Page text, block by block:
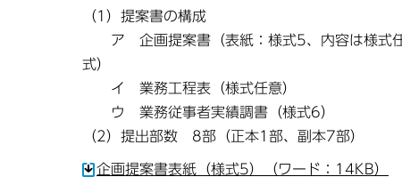
（1）提案書の構成
ア 企画提案書（表紙：様式5、内容は様式
式
イ 業務工程表（
ウ 業務従事者実績
（2）提出部数 8部（正本1部、副本7部）
企画提案書表紙（様式5）（ワード：14KB）